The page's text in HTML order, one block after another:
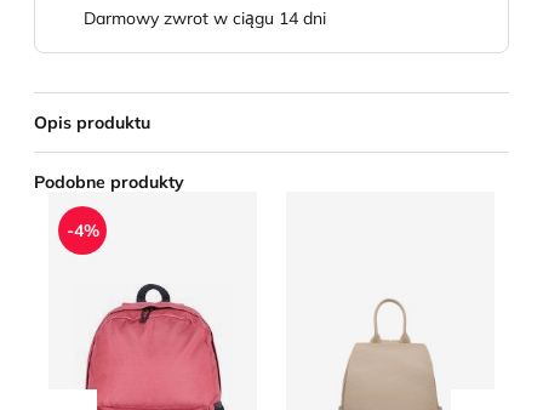
Darmowy zwrot w ciągu 14 dni
Opis produktu
Podobne produkty
Plecak 4F
-4%